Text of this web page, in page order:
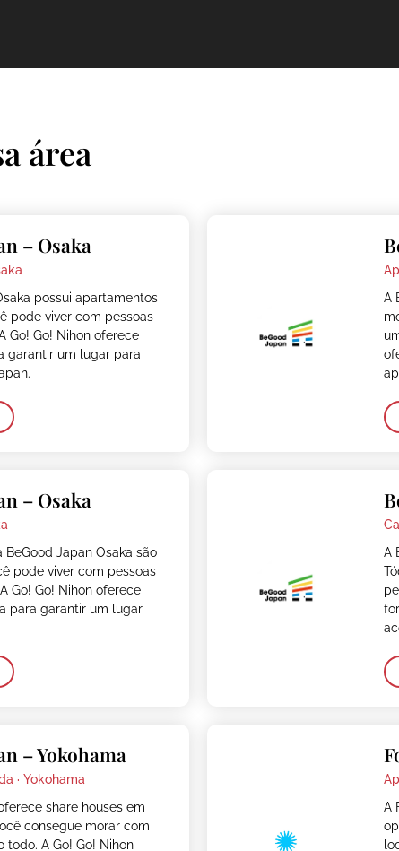
área
– Osaka
possui apartamentos
pode viver com pessoas
Go! Go! Nihon oferece
garantir um lugar para
A
– Osaka
BeGood Japan Osaka são
pode viver com pessoas
Go! Go! Nihon oferece
para garantir um lugar
A
– Yokohama
· Yokohama
share houses em
consegue morar com
todo. A Go! Go! Nihon
A